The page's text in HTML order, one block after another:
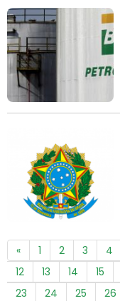
« 1 2 3 4
12
13 14 15
23
24 25 26